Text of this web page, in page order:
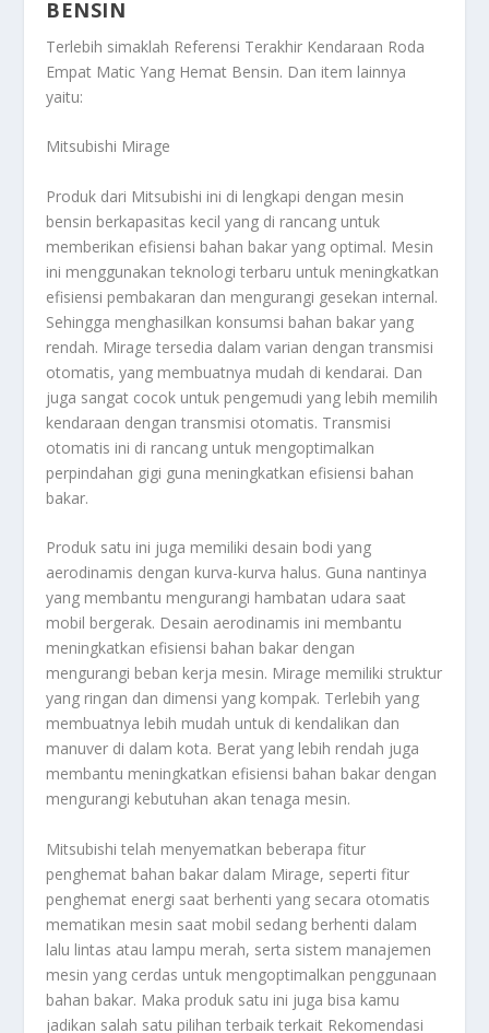
BENSIN
Terlebih simaklah Referensi Terakhir Kendaraan Roda
Empat Matic Yang Hemat Bensin. Dan item lainnya
yaitu:
Mitsubishi Mirage
Produk dari Mitsubishi ini di lengkapi dengan mesin
bensin berkapasitas kecil yang di rancang untuk
memberikan efisiensi bahan bakar yang optimal. Mesin
ini menggunakan teknologi terbaru untuk meningkatkan
efisiensi pembakaran dan mengurangi gesekan internal.
Sehingga menghasilkan konsumsi bahan bakar yang
rendah. Mirage tersedia dalam varian dengan transmisi
otomatis, yang membuatnya mudah di kendarai. Dan
juga sangat cocok untuk pengemudi yang lebih memilih
kendaraan dengan transmisi otomatis. Transmisi
otomatis ini di rancang untuk mengoptimalkan
perpindahan gigi guna meningkatkan efisiensi bahan
bakar.
Produk satu ini juga memiliki desain bodi yang
aerodinamis dengan kurva-kurva halus. Guna nantinya
yang membantu mengurangi hambatan udara saat
mobil bergerak. Desain aerodinamis ini membantu
meningkatkan efisiensi bahan bakar dengan
mengurangi beban kerja mesin. Mirage memiliki struktur
yang ringan dan dimensi yang kompak. Terlebih yang
membuatnya lebih mudah untuk di kendalikan dan
manuver di dalam kota. Berat yang lebih rendah juga
membantu meningkatkan efisiensi bahan bakar dengan
mengurangi kebutuhan akan tenaga mesin.
Mitsubishi telah menyematkan beberapa fitur
penghemat bahan bakar dalam Mirage, seperti fitur
penghemat energi saat berhenti yang secara otomatis
mematikan mesin saat mobil sedang berhenti dalam
lalu lintas atau lampu merah, serta sistem manajemen
mesin yang cerdas untuk mengoptimalkan penggunaan
bahan bakar. Maka produk satu ini juga bisa kamu
jadikan salah satu pilihan terbaik terkait Rekomendasi